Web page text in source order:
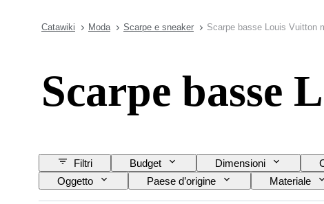
Catawiki Moda Scarpe e sneaker Scarpe basse Louis Vuitton
Scarpe basse
Filtri Budget Dimensioni
Oggetto
Paese d’origine Materiale
Accessori inclusi
Misura di scarpe